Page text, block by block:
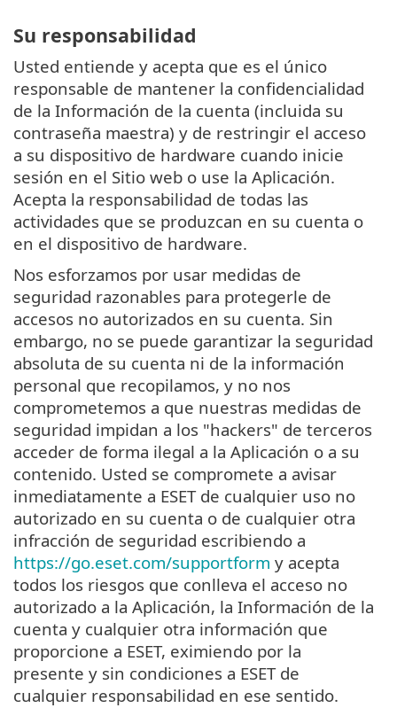
Su responsabilidad
Usted entiende y acepta que es el único
responsable de mantener la confidencialidad
de la Información de la cuenta (incluida su
contraseña maestra) y de restringir el acceso
a su dispositivo de hardware cuando inicie
sesión en el Sitio web o use la Aplicación.
Acepta la responsabilidad de todas las
actividades que se produzcan en su cuenta o
en el dispositivo de hardware.
Nos esforzamos por usar medidas de
seguridad razonables para protegerle de
accesos no autorizados en su cuenta. Sin
embargo, no se puede garantizar la seguridad
absoluta de su cuenta ni de la información
personal que recopilamos, y no nos
comprometemos a que nuestras medidas de
seguridad impidan a los "hackers" de terceros
acceder de forma ilegal a la Aplicación o a su
contenido. Usted se compromete a avisar
inmediatamente a ESET de cualquier uso no
autorizado en su cuenta o de cualquier otra
infracción de seguridad escribiendo a
https://go.eset.com/supportform y acepta
todos los riesgos que conlleva el acceso no
autorizado a la Aplicación, la Información de la
cuenta y cualquier otra información que
proporcione a ESET, eximiendo por la
presente y sin condiciones a ESET de
cualquier responsabilidad en ese sentido.